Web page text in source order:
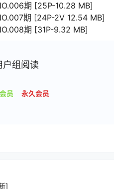
期 [25P-10.28 MB]
期 [24P-2V 12.54 MB]
期 [31P-9.32 MB]
户组阅读
员 永久会员
]